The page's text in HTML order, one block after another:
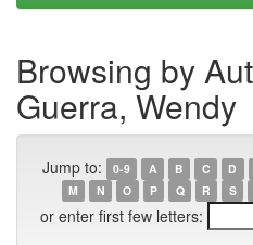
Browsing by
Guerra, Wendy
Jump to: 0-9 A B C D
M
N O P Q R S
or enter first few letters: